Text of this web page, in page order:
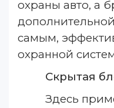
охраны авто, а
самым,
охранной
Скрытая
Здесь